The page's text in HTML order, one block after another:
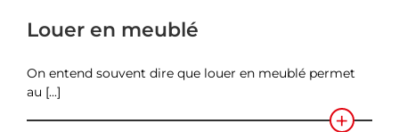
Louer en meublé
On entend souvent dire que louer en meublé permet
au [...]